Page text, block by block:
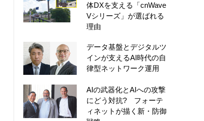
体DXを支える「cnWave
Vシリーズ」が選ばれる
理由
データ基盤とデジタルツ
インが支えるAI時代の自
律型ネットワーク運用
AIの武器化とAIへの攻撃
にどう対抗? フォーテ
ィネットが描く新・防御